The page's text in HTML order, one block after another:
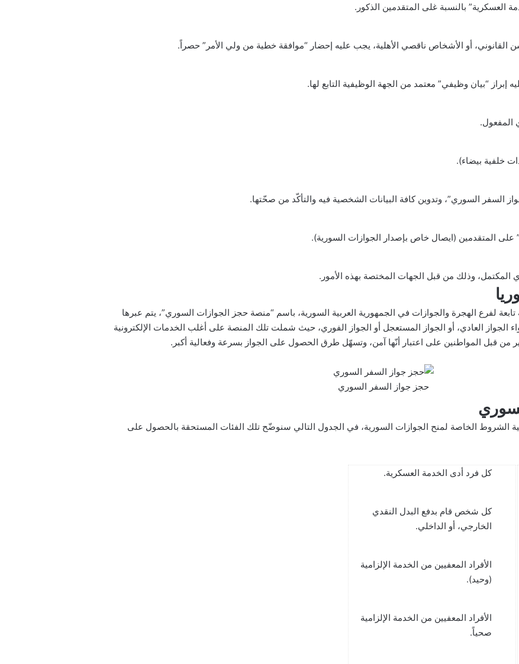
بالنسبة غلى المتقدمين الذكور.
أو الأشخاص ناقصي الأهلية، يجب عليه إحضار “موافقة خطية من ولي الأمر” حصراً.
“بيان وظيفي” معتمد من الجهة الوظيفية التابع لها.
المفعول.
السوري”، وتدوين كافة البيانات الشخصية فيه والتأكّد من صحّتها.
المتقدمين (ايصال خاص بإصدار الجوازات السورية).
وذلك من قبل الجهات المختصة بهذه الأمور.
لفرع الهجرة والجوازات في الجمهورية العربية السورية، باسم “منصة حجز الجوازات السوري”، يتم عبرها
العادي، أو الجواز المستعجل أو الجواز الفوري، حيث شملت تلك المنصة على أغلب الخدمات الإلكترونية
من قبل المواطنين على اعتبار أنّها آمن، وتسهّل طرق الحصول على الجواز بسرعة وفعالية أكبر.
حجز جواز السفر السوري
الشروط الخاصة لمنح الجوازات السورية، في الجدول التالي سنوضّح تلك الفئات المستحقة بالحصول على
كل فرد أدى الخدمة العسكرية.
كل شخص قام بدفع البدل النقدي
الخارجي، أو الداخلي.
الأفراد المعفيين من الخدمة الإلزامية
(وحيد).
الأفراد المعفيين من الخدمة الإلزامية
صحياً.